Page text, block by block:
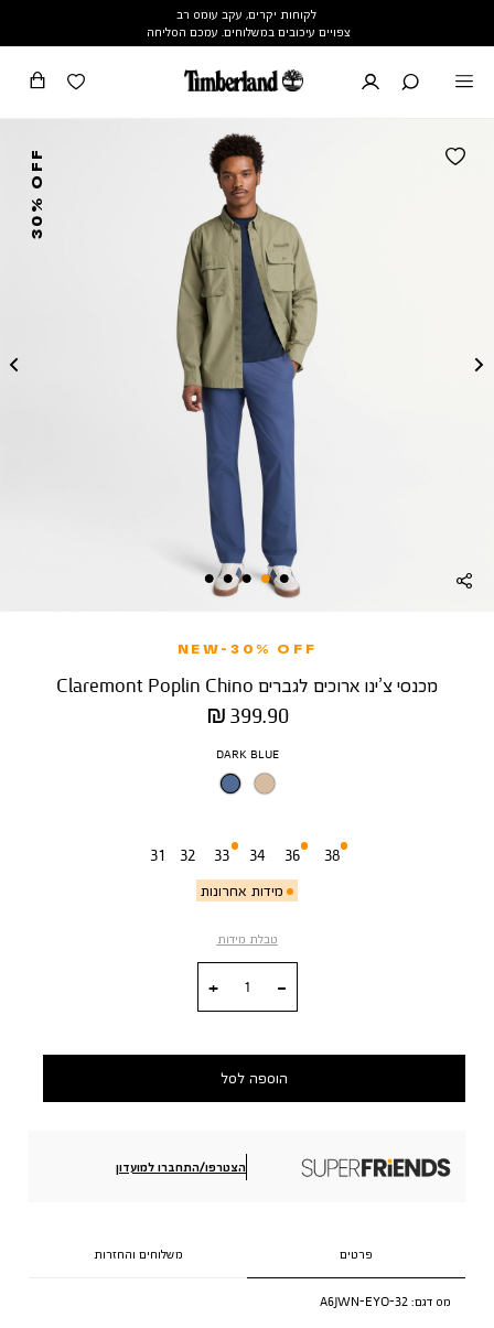
לקוחות יקרים, עקב עומס רב
צפויים עיכובים במשלוחים. עמכם הסליחה
30% OFF
NEW-30% OFF
מכנסי צ’ינו ארוכים לגברים Claremont Poplin Chino
מחיר
מוצר
399.90 ₪
צבע
DARK BLUE
31 32 33
מידות אחרונות
34 36 38
טבלת מידות
הוספה לסל
הצטרפו/התחברו למועדון
פרטים משלוחים והחזרות
מס דגם: A6JWN-EYO-32